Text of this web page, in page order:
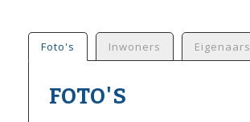
Foto's Inwoners Eigenaars
FOTO'S